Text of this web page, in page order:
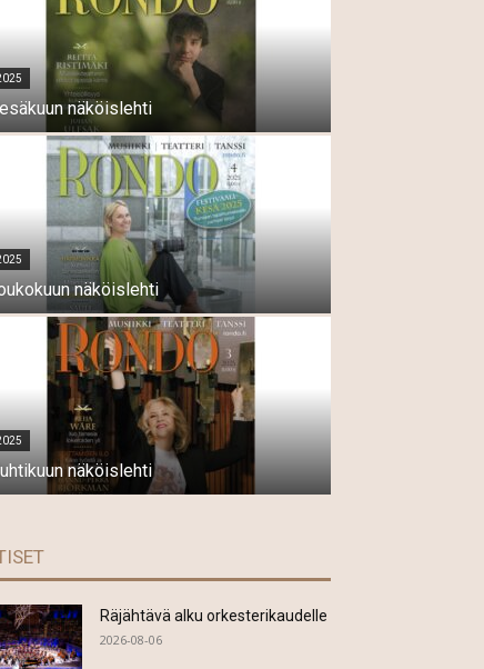
näköislehti
näköislehti
näköislehti
Räjähtävä alku orkesterikaudelle
2026-08-06